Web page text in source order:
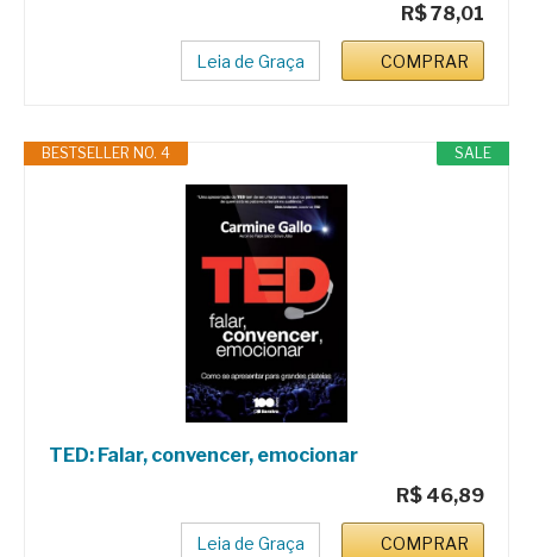
R$ 78,01
Leia de Graça COMPRAR
SALE
BESTSELLER NO. 4
TED: Falar, convencer, emocionar
R$ 46,89
Leia de Graça COMPRAR